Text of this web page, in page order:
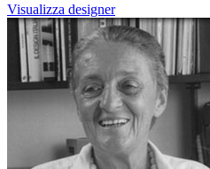
Visualizza designer